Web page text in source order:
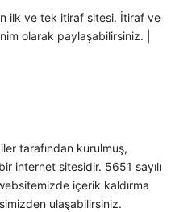
ilk ve tek itiraf sitesi. İtiraf ve
olarak paylaşabilirsiniz. |
tarafından kurulmuş,
internet sitesidir. 5651 sayılı
içerik kaldırma
ulaşabilirsiniz.